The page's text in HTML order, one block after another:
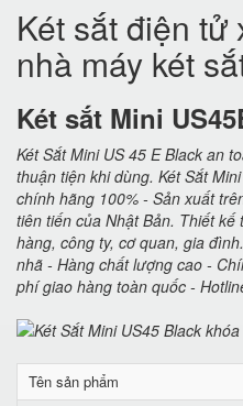
Két sắt điện tử
nhà máy két
Két sắt Mini
Két Sắt Mini US 45 E Black an
thuận tiện khi dùng. Két Sắt
chính hãng 100% - Sản xuất
tiên tiến của Nhật Bản. Thiết
hàng, công ty, cơ quan, gia
nhã - Hàng chất lượng cao -
phí giao hàng toàn quốc -
Tên sản phẩm